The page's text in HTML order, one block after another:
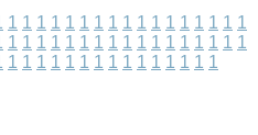
1 1 1 1 1 1 1 1 1 1 1 1 1 1 1 1 1
1 1 1 1 1 1 1 1 1 1 1 1 1 1 1 1 1
1 1 1 1 1 1 1 1 1 1 1 1 1 1 1